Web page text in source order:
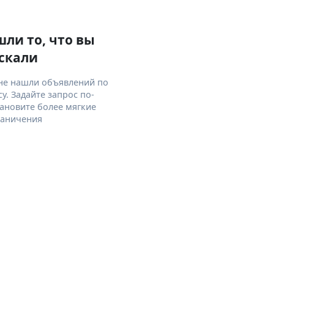
то, что вы
нашли объявлений по
Задайте запрос по-
более мягкие